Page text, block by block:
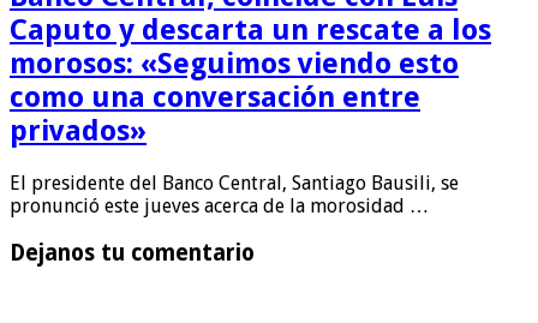
Caputo y descarta un rescate a los
morosos: «Seguimos viendo esto
como una conversación entre
privados»
El presidente del Banco Central, Santiago Bausili, se
pronunció este jueves acerca de la morosidad …
Dejanos tu comentario